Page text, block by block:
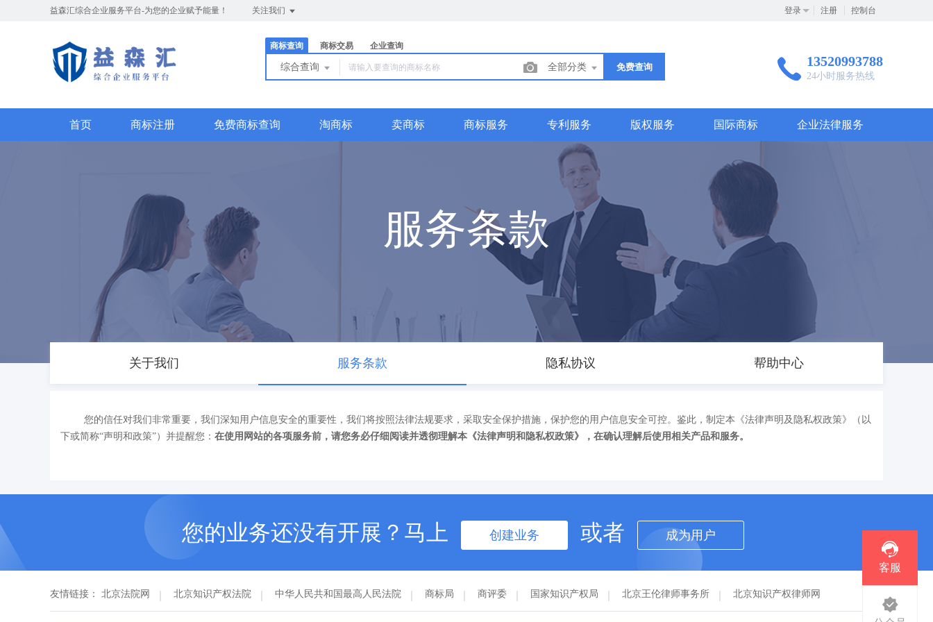
益森汇综合企业服务平台-为您的企业赋予能量！ 关注我们 登录 注册 控制台
商标查询 商标交易 企业查询
综合查询 全部分类 免费查询 13520993788
24小时服务热线
首页 商标注册 免费商标查询 淘商标 卖商标 商标服务 专利服务 版权服务 国际商标 企业法律服务
服务条款
关于我们 服务条款 隐私协议 帮助中心
您的信任对我们非常重要，我们深知用户信息安全的重要性，我们将按照法律法规要求，采取安全保护措施，保护您的用户信息安全可控。鉴此，制定本《法律声明及隐私权政策》（以
下或简称“声明和政策”）并提醒您： 在使用网站的各项服务前，请您务必仔细阅读并透彻理解本《法律声明和隐私权政策》，在确认理解后使用相关产品和服务。
您的业务还没有开展？马上 创建业务 或者 成为用户
友情链接： 北京法院网 北京知识产权法院 中华人民共和国最高人民法院 商标局 商评委 国家知识产权局 北京王伦律师事务所 北京知识产权律师网
客服